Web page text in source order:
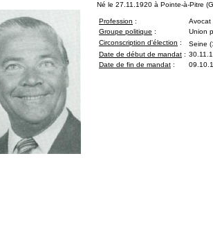
Né le 27.11.1920 à Pointe-à-Pitre
Profession :
Avocat
Groupe politique :
Union
Circonscription d'élection :
Seine
Date de début de mandat :
Date de fin de mandat :